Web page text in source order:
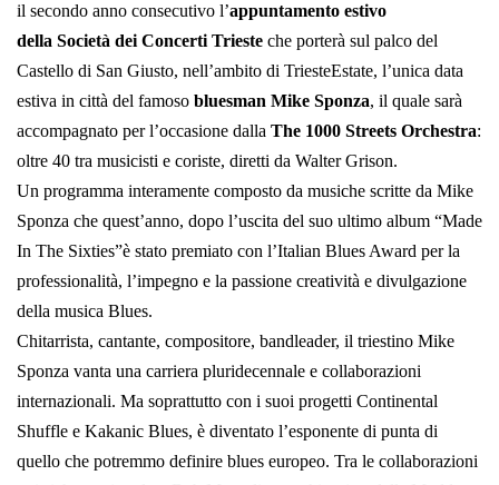
il secondo anno consecutivo l’appuntamento estivo
della Società dei Concerti Trieste che porterà sul palco del
Castello di San Giusto, nell’ambito di TriesteEstate, l’unica data
estiva in città del famoso bluesman Mike Sponza, il quale sarà
accompagnato per l’occasione dalla The 1000 Streets Orchestra:
oltre 40 tra musicisti e coriste, diretti da Walter Grison.
Un programma interamente composto da musiche scritte da Mike
Sponza che quest’anno, dopo l’uscita del suo ultimo album “Made
In The Sixties”è stato premiato con l’Italian Blues Award per la
professionalità, l’impegno e la passione creatività e divulgazione
della musica Blues.
Chitarrista, cantante, compositore, bandleader, il triestino Mike
Sponza vanta una carriera pluridecennale e collaborazioni
internazionali. Ma soprattutto con i suoi progetti Continental
Shuffle e Kakanic Blues, è diventato l’esponente di punta di
quello che potremmo definire blues europeo. Tra le collaborazioni